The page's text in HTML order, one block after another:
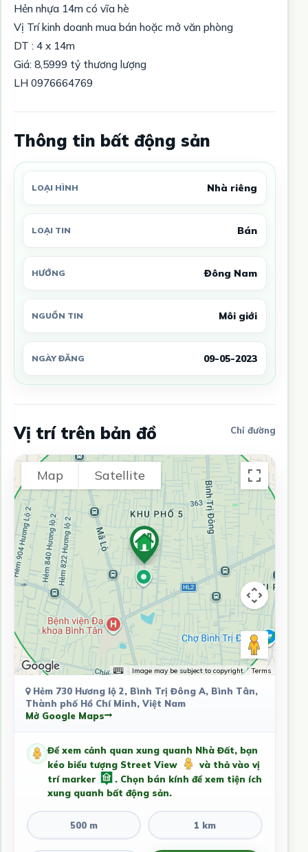
Hẻn nhựa 14m có vĩa hè
Vị Trí kinh doanh mua bán hoặc mở văn phòng
DT : 4 x 14m
Giá: 8,5999 tỷ thương lượng
LH 0976664769
Thông tin bất động sản
LOẠI HÌNH Nhà riêng
LOẠI TIN Bán
HƯỚNG Đông Nam
NGUỒN TIN Môi giới
NGÀY ĐĂNG 09-05-2023
Vị trí trên bản đồ Chỉ đường
Map Satellite
Image may be subject to copyright Terms
Hẻm 730 Hương lộ 2, Bình Trị Đông A, Bình Tân,
Thành phố Hồ Chí Minh, Việt Nam
Mở Google Maps
Để xem cảnh quan xung quanh Nhà Đất, bạn
kéo biểu tượng Street View
và thả vào vị
trí marker
. Chọn bán kính để xem tiện ích
xung quanh bất động sản.
500 m 1 km